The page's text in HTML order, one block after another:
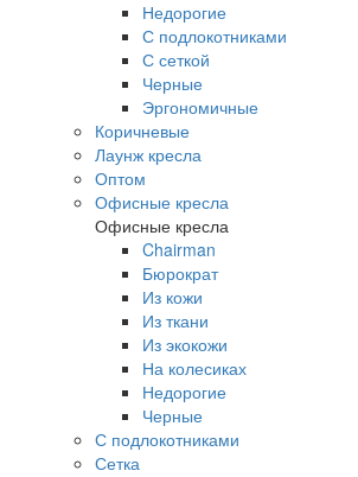
Недорогие
С подлокотниками
С сеткой
Черные
Эргономичные
Коричневые
Лаунж кресла
Оптом
Офисные кресла
Офисные кресла
Chairman
Бюрократ
Из кожи
Из ткани
Из экокожи
На колесиках
Недорогие
Черные
С подлокотниками
Сетка